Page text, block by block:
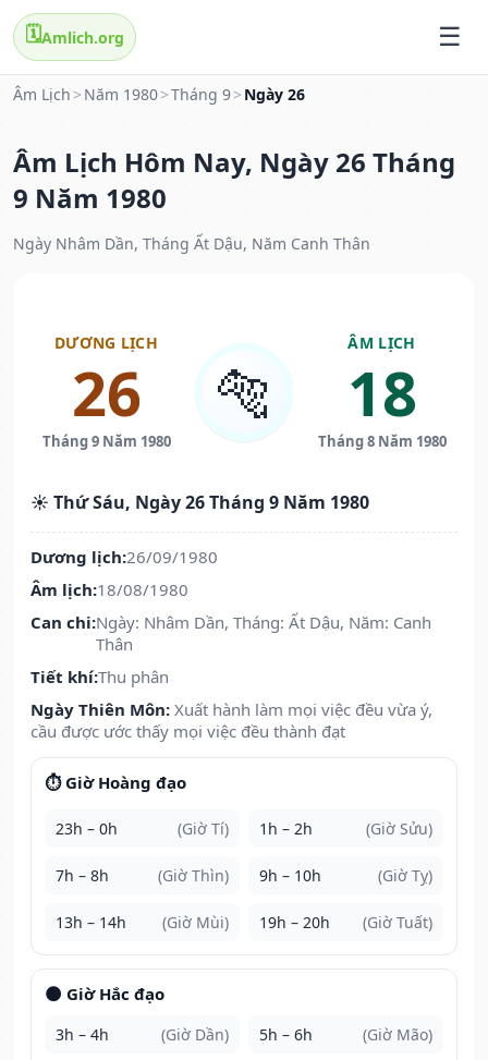
🗓️Amlich.org
Âm Lịch > Năm 1980>Tháng 9> Ngày 26
Âm Lịch Hôm Nay, Ngày 26 Tháng
9 Năm 1980
Ngày Nhâm Dần, Tháng Ất Dậu, Năm Canh Thân
DƯƠNG LỊCH
26
Tháng 9 Năm 1980
🐅
ÂM LỊCH
18
Tháng 8 Năm 1980
☀️ Thứ Sáu, Ngày 26 Tháng 9 Năm 1980
Dương lịch:26/09/1980
Âm lịch:18/08/1980
Can chi:Ngày: Nhâm Dần, Tháng: Ất Dậu, Năm: Canh
Thân
Tiết khí:Thu phân
Ngày Thiên Môn: Xuất hành làm mọi việc đều vừa ý,
cầu được ước thấy mọi việc đều thành đạt
⏱️ Giờ Hoàng đạo
23h – 0h (Giờ Tí) 1h – 2h (Giờ Sửu)
7h – 8h (Giờ Thìn) 9h – 10h (Giờ Tỵ)
13h – 14h (Giờ Mùi) 19h – 20h (Giờ Tuất)
🌑 Giờ Hắc đạo
3h – 4h (Giờ Dần) 5h – 6h (Giờ Mão)